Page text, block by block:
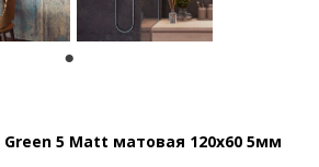
5 Matt матовая 120x60 5мм